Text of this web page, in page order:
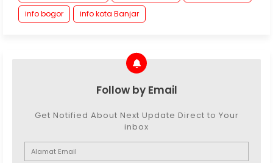
info bogor
info kota Banjar
Follow by Email
Get Notified About Next Update Direct to Your
inbox